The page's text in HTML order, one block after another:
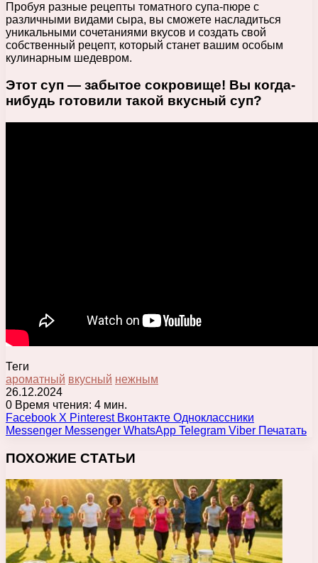
Пробуя разные рецепты томатного супа-пюре с
различными видами сыра, вы сможете насладиться
уникальными сочетаниями вкусов и создать свой
собственный рецепт, который станет вашим особым
кулинарным шедевром.
Этот суп — забытое сокровище! Вы когда-
нибудь готовили такой вкусный суп?
Теги
ароматный вкусный нежным
26.12.2024
0 Время чтения: 4 мин.
Facebook X Pinterest Вконтакте Одноклассники
Messenger Messenger WhatsApp Telegram Viber Печатать
ПОХОЖИЕ СТАТЬИ